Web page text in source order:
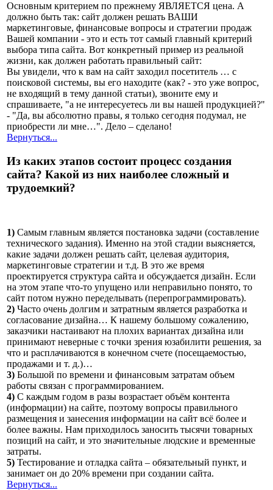
Основным критерием по прежнему ЯВЛЯЕТСЯ цена. А
должно быть так: сайт должен решать ВАШИ
маркетинговые, финансовые вопросы и стратегии продаж
Вашей компании - это и есть тот самый главный критерий
выбора типа сайта. Вот конкретный пример из реальной
жизни, как должен работать правильный сайт:
Вы увидели, что к вам на сайт заходил посетитель … с
поисковой системы, вы его находите (как? - это уже вопрос,
не входящий в тему данной статьи), звоните ему и
спрашиваете, "а не интересуетесь ли вы нашей продукцией?"
- "Да, вы абсолютно правы, я только сегодня подумал, не
приобрести ли мне…". Дело – сделано!
Вернуться...
Из каких этапов состоит процесс создания
сайта? Какой из них наиболее сложный и
трудоемкий?
1) Самым главным является постановка задачи (составление
технического задания). Именно на этой стадии выясняется,
какие задачи должен решать сайт, целевая аудитория,
маркетинговые стратегии и т.д. В это же время
проектируется структура сайта и обсуждается дизайн. Если
на этом этапе что-то упущено или неправильно понято, то
сайт потом нужно переделывать (перепрограммировать).
2) Часто очень долгим и затратным является разработка и
согласование дизайна… К нашему большому сожалению,
заказчики настаивают на плохих вариантах дизайна или
принимают неверные с точки зрения юзабилити решения, за
что и расплачиваются в конечном счете (посещаемостью,
продажами и т. д.)…
3) Большой по времени и финансовым затратам объем
работы связан с программированием.
4) С каждым годом в разы возрастает объём контента
(информации) на сайте, поэтому вопросы правильного
размещения и занесения информации на сайт всё более и
более важны. Нам приходилось заносить тысячи товарных
позиций на сайт, и это значительные людские и временные
затраты.
5) Тестирование и отладка сайта – обязательный пункт, и
занимает он до 20% времени при создании сайта.
Вернуться...